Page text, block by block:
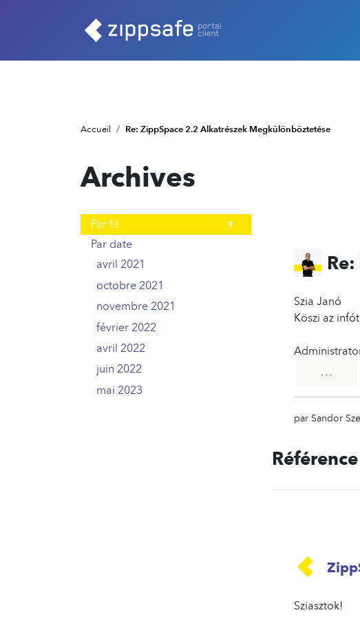
Accueil Re: ZippSpace 2.2 Alkatrészek Megkülönböztetése
Archives
Par fil 9
Par date
avril 2021
octobre 2021
novembre 2021
février 2022
avril 2022
juin 2022
mai 2023
Szia Janó
Köszi az
par Sandor
Référence
Sziasztok!